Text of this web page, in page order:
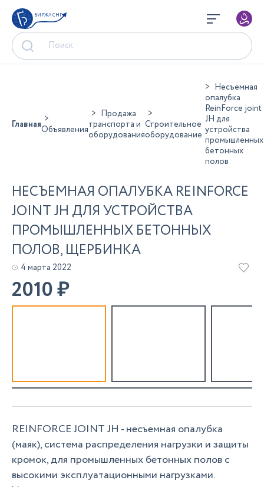
БИРЖА СНГ
ГлавнаяОбъявления
Продажа
транспорта и
оборудования
Строительное
оборудование
Несъемная
опалубка
ReinForce joint
JH для
устройства
промышленных
бетонных
полов
НЕСЪЕМНАЯ ОПАЛУБКА REINFORCE
JOINT JH ДЛЯ УСТРОЙСТВА
ПРОМЫШЛЕННЫХ БЕТОННЫХ
ПОЛОВ, ЩЕРБИНКА
4 марта 2022
2010₽
REINFORCE JOINT JH - несъемная опалубка
(маяк), система распределения нагрузки и защиты
кромок, для промышленных бетонных полов с
высокими эксплуатационными нагрузками.